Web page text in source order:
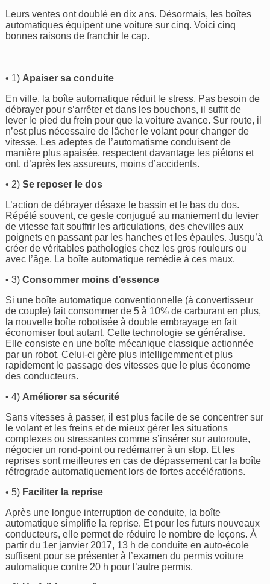
Leurs ventes ont doublé en dix ans. Désormais, les boîtes
automatiques équipent une voiture sur cinq. Voici cinq
bonnes raisons de franchir le cap.
• 1) Apaiser sa conduite
En ville, la boîte automatique réduit le stress. Pas besoin de
débrayer pour s’arrêter et dans les bouchons, il suffit de
lever le pied du frein pour que la voiture avance. Sur route, il
n’est plus nécessaire de lâcher le volant pour changer de
vitesse. Les adeptes de l’automatisme conduisent de
manière plus apaisée, respectent davantage les piétons et
ont, d’après les assureurs, moins d’accidents.
• 2)Se reposer le dos
L’action de débrayer désaxe le bassin et le bas du dos.
Répété souvent, ce geste conjugué au maniement du levier
de vitesse fait souffrir les articulations, des chevilles aux
poignets en passant par les hanches et les épaules. Jusqu’à
créer de véritables pathologies chez les gros rouleurs ou
avec l’âge. La boîte automatique remédie à ces maux.
• 3)Consommer moins d’essence
Si une boîte automatique conventionnelle (à convertisseur
de couple) fait consommer de 5 à 10% de carburant en plus,
la nouvelle boîte robotisée à double embrayage en fait
économiser tout autant. Cette technologie se généralise.
Elle consiste en une boîte mécanique classique actionnée
par un robot. Celui-ci gère plus intelligemment et plus
rapidement le passage des vitesses que le plus économe
des conducteurs.
• 4) Améliorer sa sécurité
Sans vitesses à passer, il est plus facile de se concentrer sur
le volant et les freins et de mieux gérer les situations
complexes ou stressantes comme s’insérer sur autoroute,
négocier un rond-point ou redémarrer à un stop. Et les
reprises sont meilleures en cas de dépassement car la boîte
rétrograde automatiquement lors de fortes accélérations.
• 5) Faciliter la reprise
Après une longue interruption de conduite, la boîte
automatique simplifie la reprise. Et pour les futurs nouveaux
conducteurs, elle permet de réduire le nombre de leçons. À
partir du 1er janvier 2017, 13 h de conduite en auto-école
suffisent pour se présenter à l’examen du permis voiture
automatique contre 20 h pour l’autre permis.